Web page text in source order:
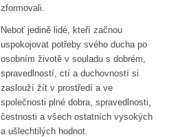
zformovali.
Neboť jedině lidé, kteří začnou
uspokojovat potřeby svého ducha po
osobním životě v souladu s dobrém,
spravedlností, ctí a duchovností si
zaslouží žít v prostředí a ve
společnosti plné dobra, spravedlnosti,
čestnosti a všech ostatních vysokých
a ušlechtilých hodnot.